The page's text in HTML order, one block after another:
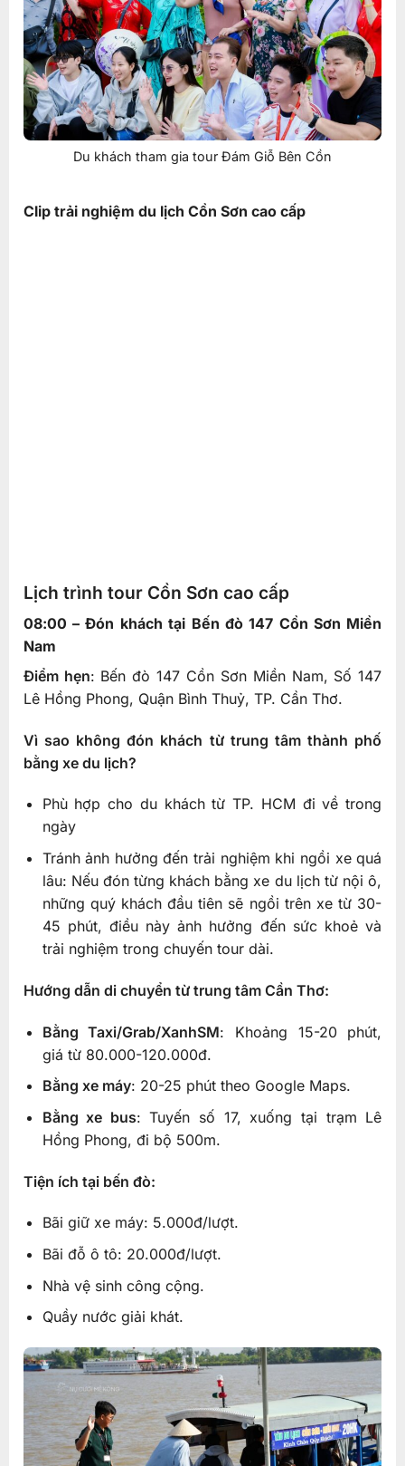
Du khách tham gia tour Đám Giỗ Bên Cồn
Clip trải nghiệm du lịch Cồn Sơn cao cấp
Lịch trình tour Cồn Sơn cao cấp
08:00 – Đón khách tại Bến đò 147 Cồn Sơn Miền
Nam
Điểm hẹn: Bến đò 147 Cồn Sơn Miền Nam, Số 147
Lê Hồng Phong, Quận Bình Thuỷ, TP. Cần Thơ.
Vì sao không đón khách từ trung tâm thành phố
bằng xe du lịch?
Phù hợp cho du khách từ TP. HCM đi về trong
ngày
Tránh ảnh hưởng đến trải nghiệm khi ngồi xe quá
lâu: Nếu đón từng khách bằng xe du lịch từ nội ô,
những quý khách đầu tiên sẽ ngồi trên xe từ 30-
45 phút, điều này ảnh hưởng đến sức khoẻ và
trải nghiệm trong chuyến tour dài.
Hướng dẫn di chuyển từ trung tâm Cần Thơ:
Bằng Taxi/Grab/XanhSM: Khoảng 15-20 phút,
giá từ 80.000-120.000đ.
Bằng xe máy: 20-25 phút theo Google Maps.
Bằng xe bus: Tuyến số 17, xuống tại trạm Lê
Hồng Phong, đi bộ 500m.
Tiện ích tại bến đò:
Bãi giữ xe máy: 5.000đ/lượt.
Bãi đỗ ô tô: 20.000đ/lượt.
Nhà vệ sinh công cộng.
Quầy nước giải khát.